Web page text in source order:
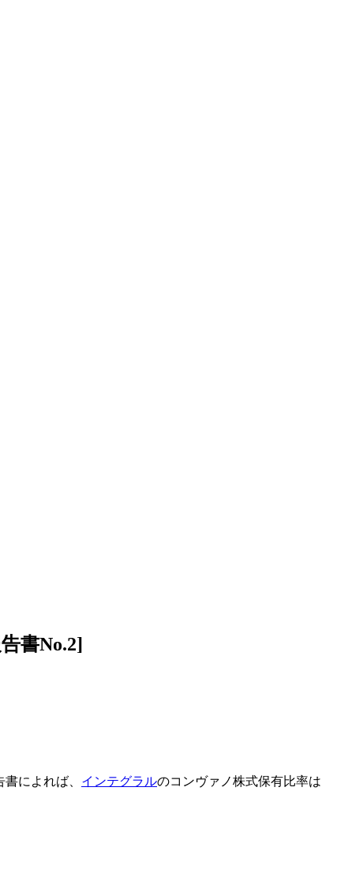
書No.2]
によれば、 インテグラルのコンヴァノ株式保有比率は